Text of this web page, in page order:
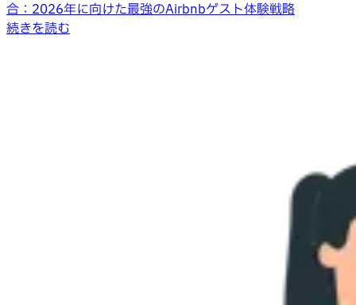
合：2026年に向けた最強のAirbnbゲスト体験戦略
続きを読む